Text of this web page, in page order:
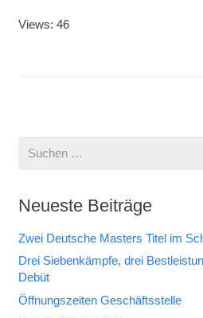
Views: 46
Suchen
Neueste Beiträge
Zwei Deutsche Masters Titel im
Drei Siebenkämpfe, drei
Debüt
Öffnungszeiten Geschäftsstelle